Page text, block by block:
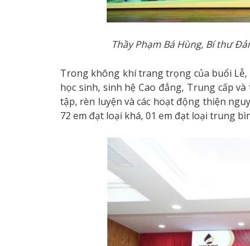
Thầy Phạm Bá Hùng, Bí thư
Trong không khí trang trọng của buổi
học sinh, sinh hệ Cao đẳng, Trung cấp
tập, rèn luyện và các hoạt động thiện
72 em đạt loại khá, 01 em đạt loại trung